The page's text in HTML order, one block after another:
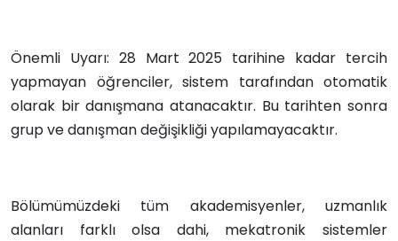
Önemli Uyarı: 28 Mart 2025 tarihine kadar tercih
yapmayan öğrenciler, sistem tarafından otomatik
olarak bir danışmana atanacaktır. Bu tarihten sonra
grup ve danışman değişikliği yapılamayacaktır.
Bölümümüzdeki tüm akademisyenler, uzmanlık
alanları farklı olsa dahi, mekatronik sistemler